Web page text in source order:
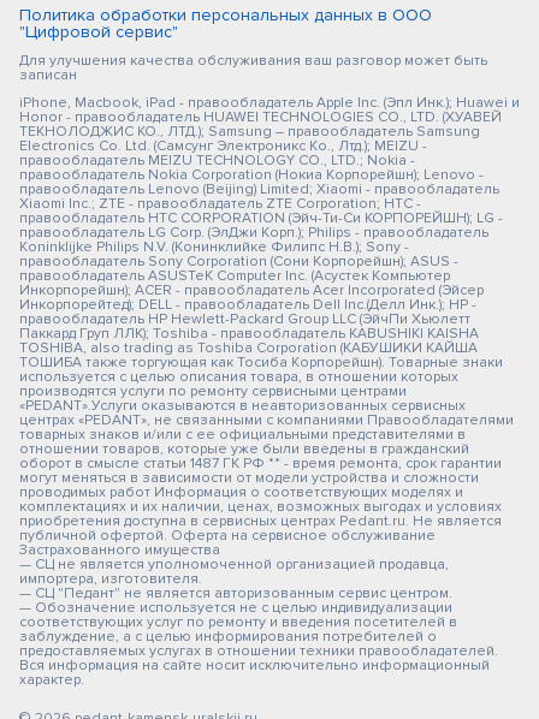
Политика обработки персональных данных в ООО
"Цифровой сервис"
Для улучшения качества обслуживания ваш разговор может быть
записан
iPhone, Macbook, iPad - правообладатель Apple Inc. (Эпл Инк.); Huawei и
Honor - правообладатель HUAWEI TECHNOLOGIES CO., LTD. (ХУАВЕЙ
ТЕКНОЛОДЖИС КО., ЛТД.); Samsung – правообладатель Samsung
Electronics Co. Ltd. (Самсунг Электроникс Ко., Лтд.); MEIZU -
правообладатель MEIZU TECHNOLOGY CO., LTD.; Nokia -
правообладатель Nokia Corporation (Нокиа Корпорейшн); Lenovo -
правообладатель Lenovo (Beijing) Limited; Xiaomi - правообладатель
Xiaomi Inc.; ZTE - правообладатель ZTE Corporation; HTC -
правообладатель HTC CORPORATION (Эйч-Ти-Си КОРПОРЕЙШН); LG -
правообладатель LG Corp. (ЭлДжи Корп.); Philips - правообладатель
Koninklijke Philips N.V. (Конинклийке Филипс Н.В.); Sony -
правообладатель Sony Corporation (Сони Корпорейшн); ASUS -
правообладатель ASUSTeK Computer Inc. (Асустек Компьютер
Инкорпорейшн); ACER - правообладатель Acer Incorporated (Эйсер
Инкорпорейтед); DELL - правообладатель Dell Inc.(Делл Инк.); HP -
правообладатель HP Hewlett-Packard Group LLC (ЭйчПи Хьюлетт
Паккард Груп ЛЛК); Toshiba - правообладатель KABUSHIKI KAISHA
TOSHIBA, also trading as Toshiba Corporation (КАБУШИКИ КАЙША
ТОШИБА также торгующая как Тосиба Корпорейшн). Товарные знаки
используется с целью описания товара, в отношении которых
производятся услуги по ремонту сервисными центрами
«PEDANT».Услуги оказываются в неавторизованных сервисных
центрах «PEDANT», не связанными с компаниями Правообладателями
товарных знаков и/или с ее официальными представителями в
отношении товаров, которые уже были введены в гражданский
оборот в смысле статьи 1487 ГК РФ ** - время ремонта, срок гарантии
могут меняться в зависимости от модели устройства и сложности
проводимых работ Информация о соответствующих моделях и
комплектациях и их наличии, ценах, возможных выгодах и условиях
приобретения доступна в сервисных центрах Pedant.ru. Не является
публичной офертой. Оферта на сервисное обслуживание
Застрахованного имущества
— СЦ не является уполномоченной организацией продавца,
импортера, изготовителя.
— СЦ "Педант" не является авторизованным сервис центром.
— Обозначение используется не с целью индивидуализации
соответствующих услуг по ремонту и введения посетителей в
заблуждение, а с целью информирования потребителей о
предоставляемых услугах в отношении техники правообладателей.
Вся информация на сайте носит исключительно информационный
характер.